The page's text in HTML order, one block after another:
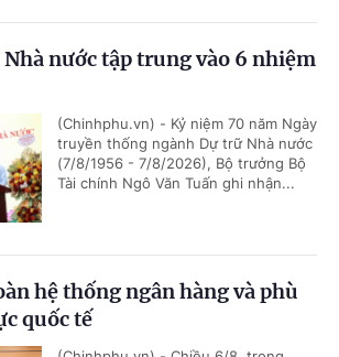
nước tập trung vào 6 nhiệm
(Chinhphu.vn) - Kỷ niệm 70 năm Ngày
truyền thống ngành Dự trữ Nhà nước
(7/8/1956 - 7/8/2026), Bộ trưởng Bộ
Tài chính Ngô Văn Tuấn ghi nhận...
hệ thống ngân hàng và phù
quốc tế